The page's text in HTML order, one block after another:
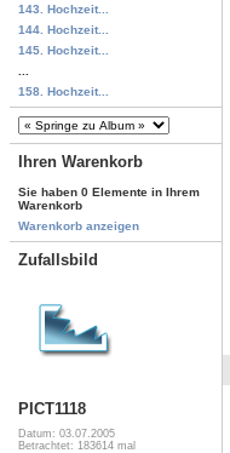
143. Hochzeit...
144. Hochzeit...
145. Hochzeit...
158. Hochzeit...
Ihren Warenkorb
Sie haben 0 Elemente in Ihrem
Warenkorb
Warenkorb anzeigen
Zufallsbild
PICT1118
Datum: 03.07.2005
Betrachtet: 183614 mal